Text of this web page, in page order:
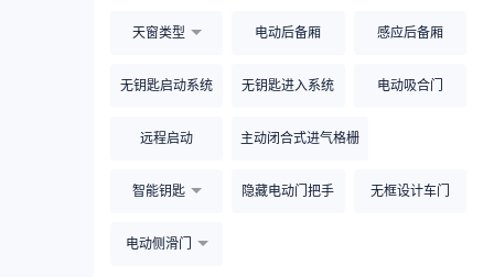
天窗类型 电动后备厢 感应后备厢
无钥匙启动系统 无钥匙进入系统 电动吸合门
远程启动 主动闭合式进气格栅
智能钥匙 隐藏电动门把手 无框设计车门
电动侧滑门